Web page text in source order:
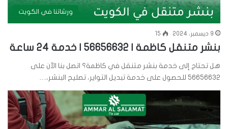
ورشاتنا في الكويت
9 ديسمبر، 2024 15
بنشر متنقل كاظمة | 56656632 | خدمة 24 ساعة
هل تحتاج إلى خدمة بنشر متنقل في كاظمة؟ اتصل بنا الآن على
56656632 للحصول على خدمة تبديل التواير، تصليح البنشر،…